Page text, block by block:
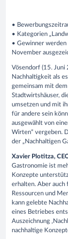
•
• Kategorien
• Gewinner werden
November
Vösendorf (15. Juni
Nachhaltigkeit als
gemeinsam mit
Stadtwirtshäuser,
umsetzen und mit
für andere sein
ausgewählt von
Wirten“ vergeben.
der „Nachhaltigen
Xavier Plotitza,
Gastronomie ist
Konzepte
erhalten. Aber auch
Ressourcen und
kann gelebte
eines Betriebes
Auszeichnung
nachhaltige